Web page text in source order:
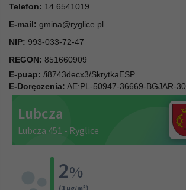
Telefon: 14 6541019
E-mail: gmina@ryglice.pl
NIP: 993-033-72-47
REGON: 851660909
E-puap: /i8743decx3/SkrytkaESP
E-Doręczenia: AE:PL-50947-36669-BGJAR-30